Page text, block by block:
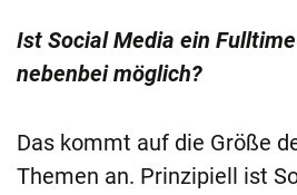
Ist Social Media ein
nebenbei möglich?
Das kommt auf die Größe
Themen an. Prinzipiell ist